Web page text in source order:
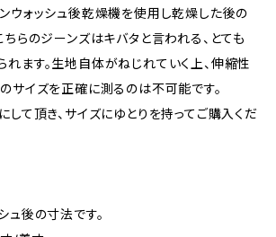
ウォッシュ後乾燥機を使用し乾燥した後の
ちらのジーンズはキバタと言われる、とても
ます。生地自体がねじれていく上、伸縮性
サイズを正確に測るのは不可能です。
して頂き、サイズにゆとりを持ってご購入くだ
ュ後の寸法です。